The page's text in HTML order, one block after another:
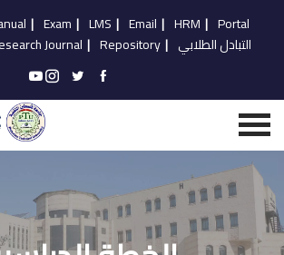
Portal
|
HRM
|
Email
|
LMS
|
Exam
|
التبادل الطلابي |
Repository
|
Journal